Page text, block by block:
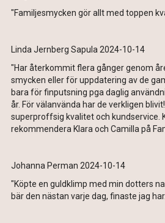
"Familjesmycken gör allt med toppen
Linda Jernberg Sapula 2024-10-14
"Har återkommit flera gånger genom
smycken eller för uppdatering av de
bara för finputsning pga daglig
år. För välanvända har de verkligen
superproffsig kvalitet och kundservice.
rekommendera Klara och Camilla på
Johanna Perman 2024-10-14
"Köpte en guldklimp med min dotters
bär den nästan varje dag, finaste jag